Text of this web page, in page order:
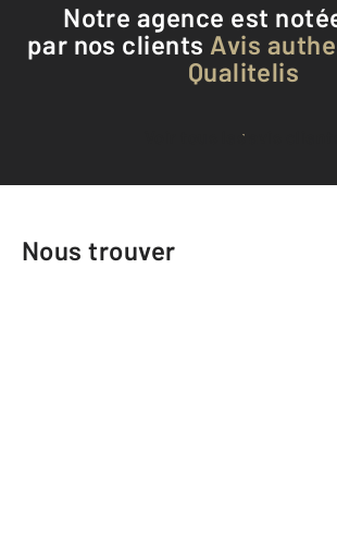
Notre agence est
par nos clients Avis
Qualitelis
Voir tous les avis clients
Nous trouver